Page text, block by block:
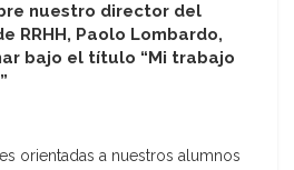
nuestro director del
RRHH, Paolo Lombardo,
bajo el título “Mi trabajo
orientadas a nuestros alumnos